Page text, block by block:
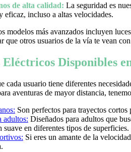
de alta calidad: La seguridad es
eficaz, incluso a altas velocidades.
modelos más avanzados incluyen
que otros usuarios de la vía te vean
Disponibles
cada usuario tiene diferentes
aventuras de mayor distancia,
Son perfectos para trayectos
adultos: Diseñados para adultos que
en diferentes tipos de superficies.
Si eres un amante de la